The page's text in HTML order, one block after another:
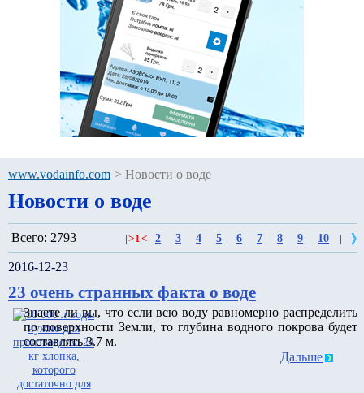
www.vodainfo.com > Новости о воде
Новости о воде
Всего: 2793 >1< 2 3 4 5 6 7 8 9 10
2016-12-23
23 очень странных факта о воде
Знаете ли вы, что если всю воду равномерно распределить
по поверхности Земли, то глубина водного покрова будет
составлять 3.7 м.
Дальше